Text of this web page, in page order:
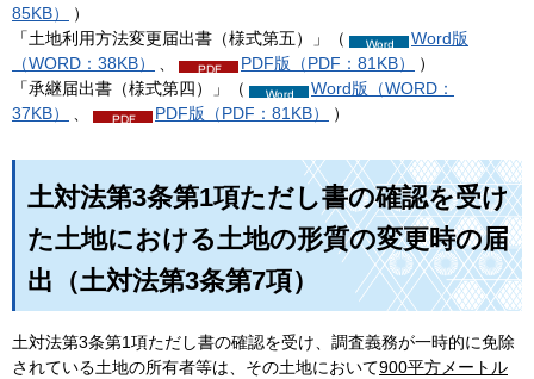
85KB）
）
「土地利用方法変更届出書（様式第五）」（
Word版
（WORD：38KB）
PDF版（PDF：81KB）
）
「承継届出書（様式第四）」（
Word版（WORD：
37KB）
PDF版（PDF：81KB） ）
土対法第3条第1項ただし書の確認を受け
た土地における土地の形質の変更時の届
出（土対法第3条第7項）
土対法第3条第1項ただし書の確認を受け、調査義務が一時的に免除
されている土地の所有者等は、その土地において900平方メートル